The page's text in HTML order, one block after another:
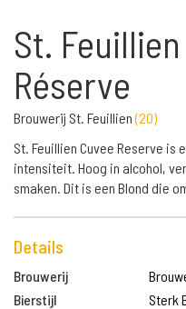
St.
Réserve
Brouwerij St. Feuillien(20)
St. Feuillien Cuvee Reserve is
intensiteit. Hoog in alcohol,
smaken. Dit is een Blond die
Details
Brouwerij
Bierstijl
Sterk